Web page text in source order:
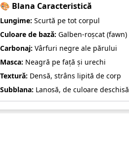
🎨 Blana Caracteristică
Lungime: Scurtă pe tot corpul
Culoare de bază: Galben-roșcat (fawn)
Carbonaj: Vârfuri negre ale părului
Masca: Neagră pe față și urechi
Textură: Densă, strâns lipită de corp
Subblana: Lanosă, de culoare deschisă